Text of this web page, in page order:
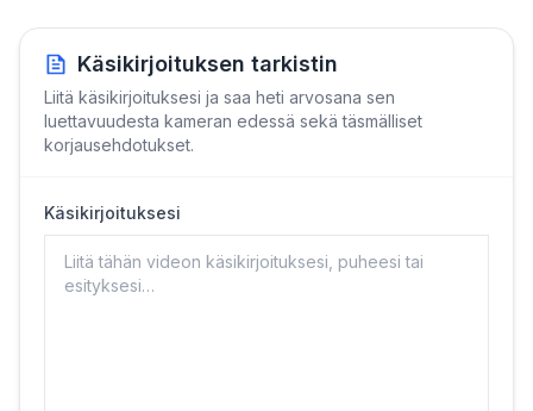
Käsikirjoituksen tarkistin
Liitä käsikirjoituksesi ja saa heti arvosana sen
luettavuudesta kameran edessä sekä täsmälliset
korjausehdotukset.
Käsikirjoituksesi